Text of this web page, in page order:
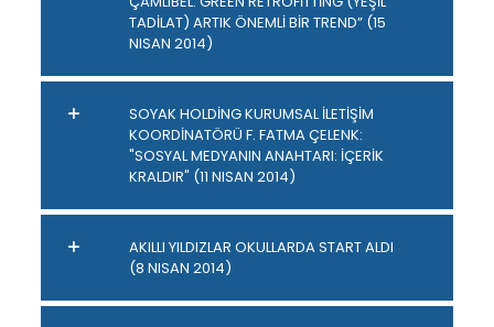
TADİLAT) ARTIK ÖNEMLİ BİR TREND” (15
NISAN 2014)
SOYAK HOLDİNG KURUMSAL İLETİŞİM
KOORDİNATÖRÜ F. FATMA ÇELENK:
"SOSYAL MEDYANIN ANAHTARI: İÇERİK
KRALDIR" (11 NISAN 2014)
AKILLI YILDIZLAR OKULLARDA START ALDI
(8 NISAN 2014)